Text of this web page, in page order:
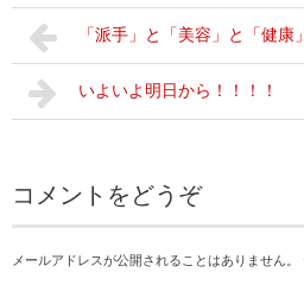
「派手」と「美容」と「健康
いよいよ明日から！！！！
コメントをどうぞ
メールアドレスが公開されることはありません。